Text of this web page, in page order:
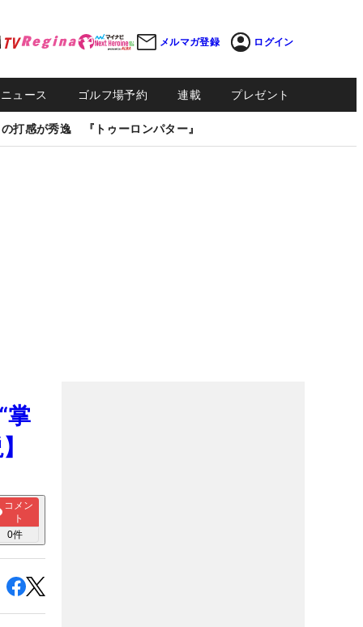
メルマガ登録 ログイン
ュース ゴルフ場予約 連載 プレゼント
打感が秀逸 『トゥーロンパター』
掌
コメン
ト
0件